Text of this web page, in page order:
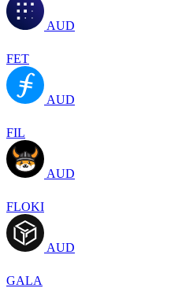
AUD
FET
AUD
FIL
AUD
FLOKI
AUD
GALA